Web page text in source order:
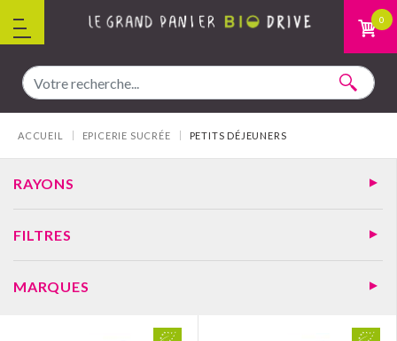
0
ACCUEIL EPICERIE SUCRÉE PETITS DÉJEUNERS
RAYONS
FILTRES
MARQUES